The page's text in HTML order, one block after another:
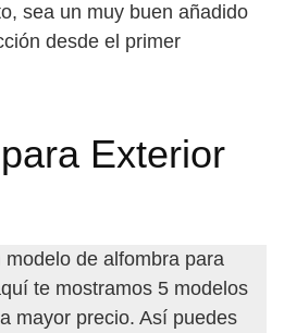
sea un muy buen añadido
desde el primer
Exterior
de alfombra para
te mostramos 5 modelos
mayor precio. Así puedes